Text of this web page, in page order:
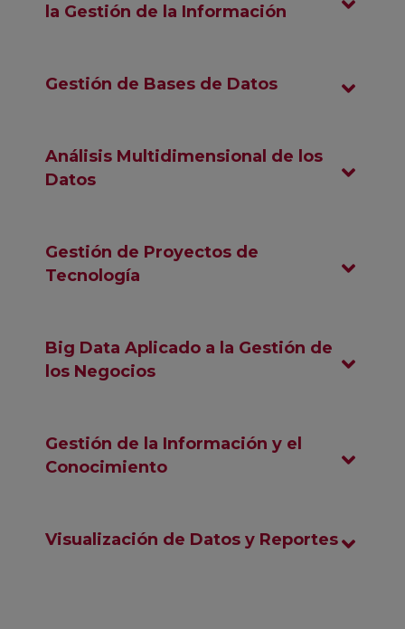
la Gestión de la Información
Gestión de Bases de Datos
Análisis Multidimensional de los
Datos
Gestión de Proyectos de
Tecnología
Big Data Aplicado a la Gestión de
los Negocios
Gestión de la Información y el
Conocimiento
Visualización de Datos y Reportes